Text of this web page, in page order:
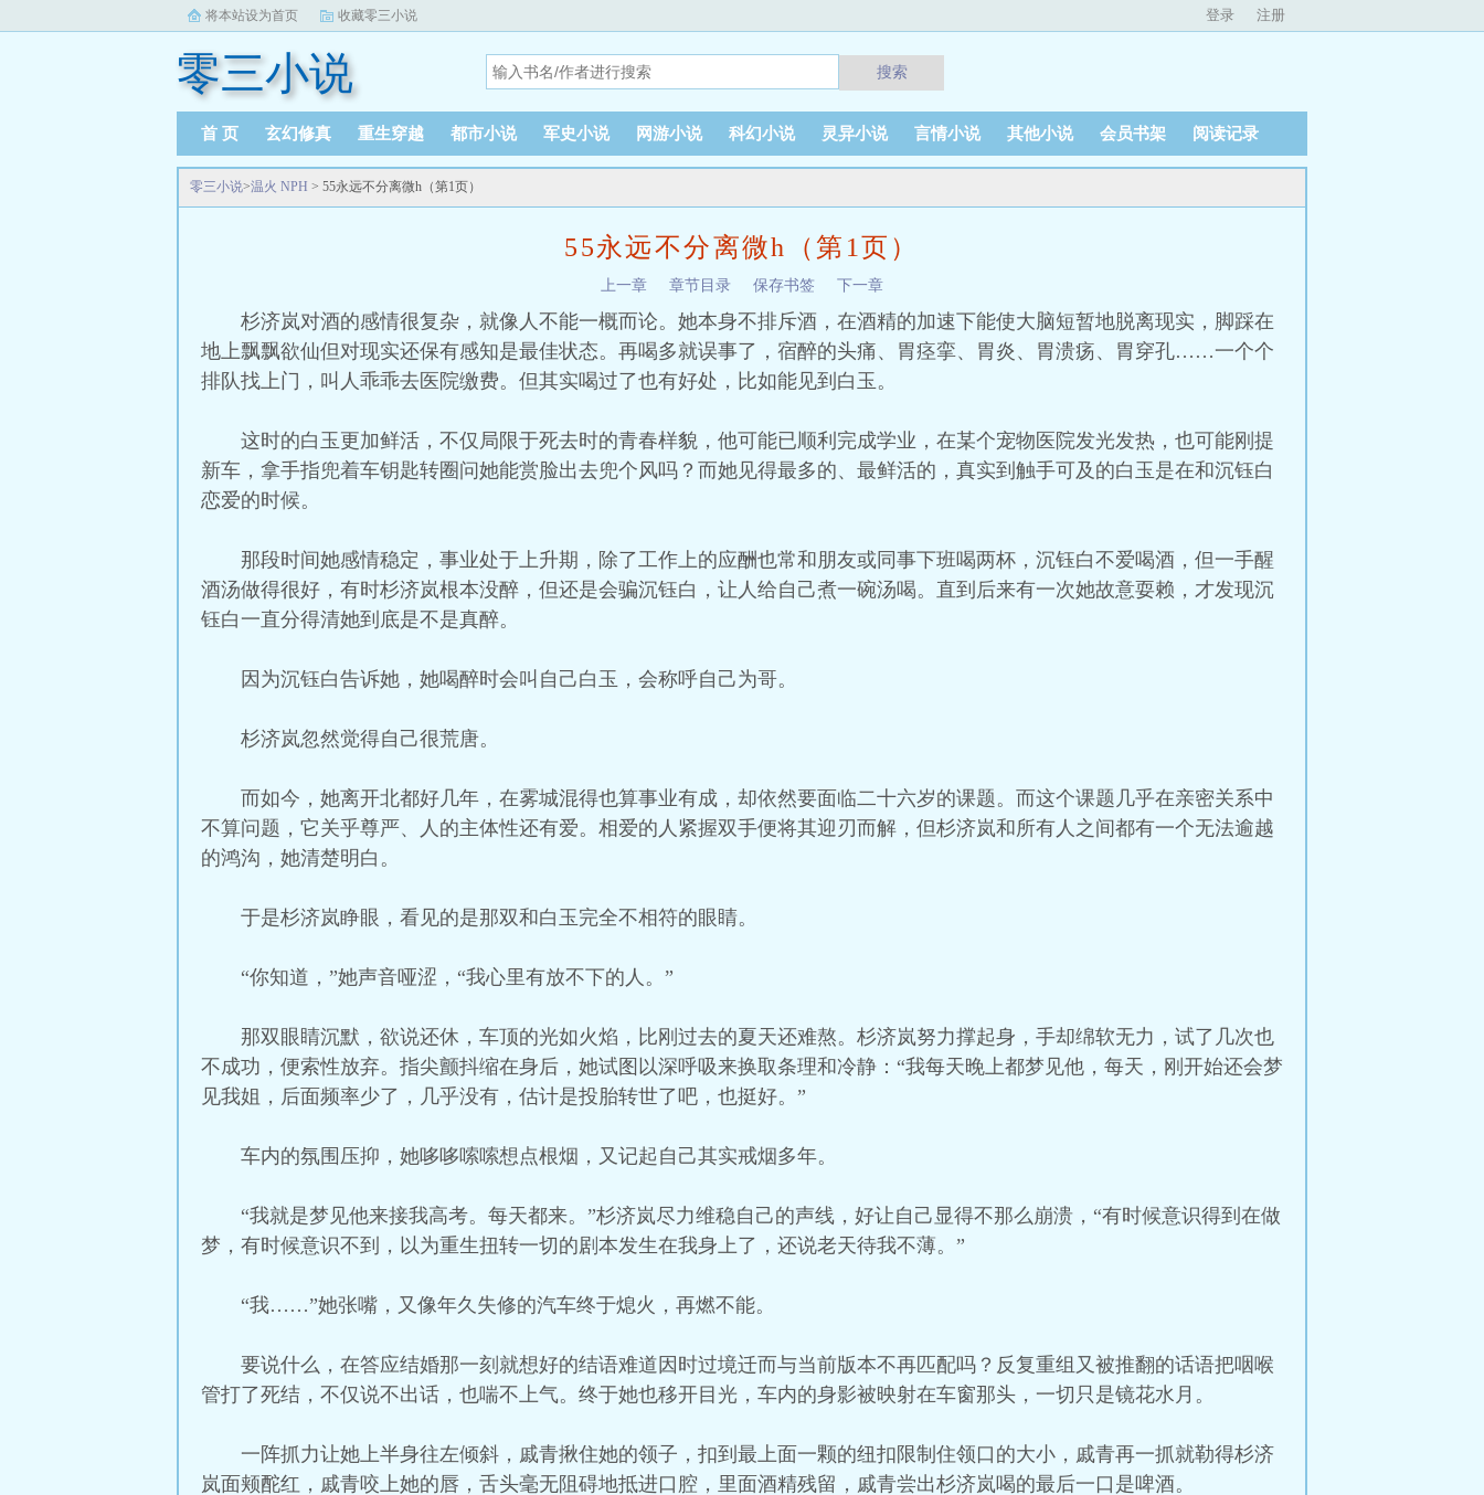
将本站设为首页 收藏零三小说 登录 注册
零三小说 搜索
首 页 玄幻修真 重生穿越 都市小说 军史小说 网游小说 科幻小说 灵异小说 言情小说 其他小说 会员书架 阅读记录
零三小说>温火 NPH > 55永远不分离微h（第1页）
55永远不分离微h（第1页）
上一章 章节目录 保存书签 下一章
杉济岚对酒的感情很复杂，就像人不能一概而论。她本身不排斥酒，在酒精的加速下能使大脑短暂地脱离现实，脚踩在
地上飘飘欲仙但对现实还保有感知是最佳状态。再喝多就误事了，宿醉的头痛、胃痉挛、胃炎、胃溃疡、胃穿孔……一个个
排队找上门，叫人乖乖去医院缴费。但其实喝过了也有好处，比如能见到白玉。
这时的白玉更加鲜活，不仅局限于死去时的青春样貌，他可能已顺利完成学业，在某个宠物医院发光发热，也可能刚提
新车，拿手指兜着车钥匙转圈问她能赏脸出去兜个风吗？而她见得最多的、最鲜活的，真实到触手可及的白玉是在和沉钰白
恋爱的时候。
那段时间她感情稳定，事业处于上升期，除了工作上的应酬也常和朋友或同事下班喝两杯，沉钰白不爱喝酒，但一手醒
酒汤做得很好，有时杉济岚根本没醉，但还是会骗沉钰白，让人给自己煮一碗汤喝。直到后来有一次她故意耍赖，才发现沉
钰白一直分得清她到底是不是真醉。
因为沉钰白告诉她，她喝醉时会叫自己白玉，会称呼自己为哥。
杉济岚忽然觉得自己很荒唐。
而如今，她离开北都好几年，在雾城混得也算事业有成，却依然要面临二十六岁的课题。而这个课题几乎在亲密关系中
不算问题，它关乎尊严、人的主体性还有爱。相爱的人紧握双手便将其迎刃而解，但杉济岚和所有人之间都有一个无法逾越
的鸿沟，她清楚明白。
于是杉济岚睁眼，看见的是那双和白玉完全不相符的眼睛。
“你知道，”她声音哑涩，“我心里有放不下的人。”
那双眼睛沉默，欲说还休，车顶的光如火焰，比刚过去的夏天还难熬。杉济岚努力撑起身，手却绵软无力，试了几次也
不成功，便索性放弃。指尖颤抖缩在身后，她试图以深呼吸来换取条理和冷静：“我每天晚上都梦见他，每天，刚开始还会梦
见我姐，后面频率少了，几乎没有，估计是投胎转世了吧，也挺好。”
车内的氛围压抑，她哆哆嗦嗦想点根烟，又记起自己其实戒烟多年。
“我就是梦见他来接我高考。每天都来。”杉济岚尽力维稳自己的声线，好让自己显得不那么崩溃，“有时候意识得到在做
梦，有时候意识不到，以为重生扭转一切的剧本发生在我身上了，还说老天待我不薄。”
“我……”她张嘴，又像年久失修的汽车终于熄火，再燃不能。
要说什么，在答应结婚那一刻就想好的结语难道因时过境迁而与当前版本不再匹配吗？反复重组又被推翻的话语把咽喉
管打了死结，不仅说不出话，也喘不上气。终于她也移开目光，车内的身影被映射在车窗那头，一切只是镜花水月。
一阵抓力让她上半身往左倾斜，戚青揪住她的领子，扣到最上面一颗的纽扣限制住领口的大小，戚青再一抓就勒得杉济
岚面颊酡红，戚青咬上她的唇，舌头毫无阻碍地抵进口腔，里面酒精残留，戚青尝出杉济岚喝的最后一口是啤酒。